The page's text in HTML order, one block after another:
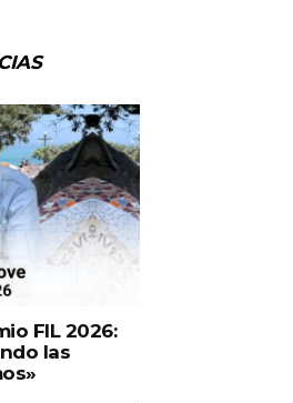
FIL 2026:
las